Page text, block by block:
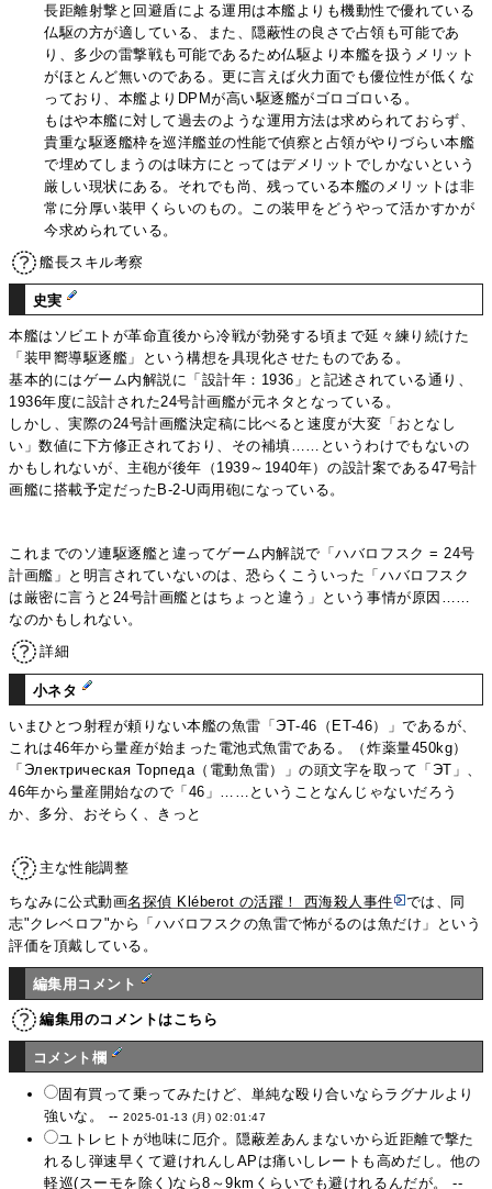
長距離射撃と回避盾による運用は本艦よりも機動性で優れている
仏駆の方が適している、また、隠蔽性の良さで占領も可能であ
り、多少の雷撃戦も可能であるため仏駆より本艦を扱うメリット
がほとんど無いのである。更に言えば火力面でも優位性が低くな
っており、本艦よりDPMが高い駆逐艦がゴロゴロいる。
もはや本艦に対して過去のような運用方法は求められておらず、
貴重な駆逐艦枠を巡洋艦並の性能で偵察と占領がやりづらい本艦
で埋めてしまうのは味方にとってはデメリットでしかないという
厳しい現状にある。それでも尚、残っている本艦のメリットは非
常に分厚い装甲くらいのもの。この装甲をどうやって活かすかが
今求められている。
艦長スキル考察
史実
本艦はソビエトが革命直後から冷戦が勃発する頃まで延々練り続けた
「装甲嚮導駆逐艦」という構想を具現化させたものである。
基本的にはゲーム内解説に「設計年：1936」と記述されている通り、
1936年度に設計された24号計画艦が元ネタとなっている。
しかし、実際の24号計画艦決定稿に比べると速度が大変「おとなし
い」数値に下方修正されており、その補填……というわけでもないの
かもしれないが、主砲が後年（1939～1940年）の設計案である47号計
画艦に搭載予定だったB-2-U両用砲になっている。
これまでのソ連駆逐艦と違ってゲーム内解説で「ハバロフスク = 24号
計画艦」と明言されていないのは、恐らくこういった「ハバロフスク
は厳密に言うと24号計画艦とはちょっと違う」という事情が原因……
なのかもしれない。
詳細
小ネタ
いまひとつ射程が頼りない本艦の魚雷「ЭТ-46（ET-46）」であるが、
これは46年から量産が始まった電池式魚雷である。（炸薬量450kg）
「Электрическая Торпеда（電動魚雷）」の頭文字を取って「ЭТ」、
46年から量産開始なので「46」……ということなんじゃないだろう
か、多分、おそらく、きっと
主な性能調整
ちなみに公式動画名探偵 Kléberot の活躍！ 西海殺人事件
では、同
志"クレベロフ"から「ハバロフスクの魚雷で怖がるのは魚だけ」という
評価を頂戴している。
編集用コメント
編集用のコメントはこちら
コメント欄
固有買って乗ってみたけど、単純な殴り合いならラグナルより
強いな。 --2025-01-13 (月) 02:01:47
ユトレヒトが地味に厄介。隠蔽差あんまないから近距離で撃た
れるし弾速早くて避けれんしAPは痛いしレートも高めだし。他の
軽巡(スーモを除く)なら8～9kmくらいでも避けれるんだが。 --